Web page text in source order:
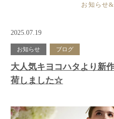
お知らせ
2025.07.19
お知らせ ブログ
大人気キヨコハタより新
荷しました☆